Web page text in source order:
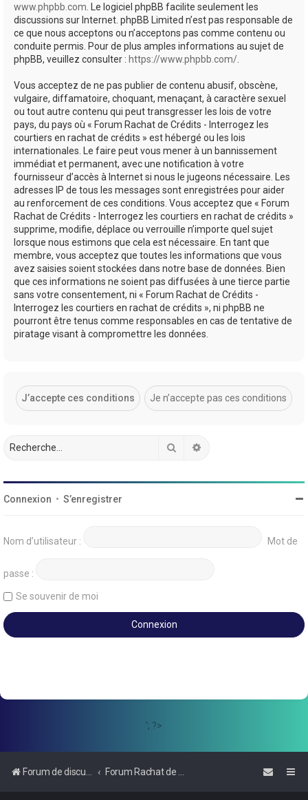
www.phpbb.com . Le logiciel phpBB facilite seulement les
discussions sur Internet. phpBB Limited n’est pas responsable de
ce que nous acceptons ou n’acceptons pas comme contenu ou
conduite permis. Pour de plus amples informations au sujet de
phpBB, veuillez consulter : https://www.phpbb.com/
Vous acceptez de ne pas publier de contenu abusif, obscène,
vulgaire, diffamatoire, choquant, menaçant, à caractère sexuel
ou tout autre contenu qui peut transgresser les lois de votre
pays, du pays où « Forum Rachat de Crédits - Interrogez les
courtiers en rachat de crédits » est hébergé ou les lois
internationales. Le faire peut vous mener à un bannissement
immédiat et permanent, avec une notification à votre
fournisseur d’accès à Internet si nous le jugeons nécessaire. Les
adresses IP de tous les messages sont enregistrées pour aider
au renforcement de ces conditions. Vous acceptez que « Forum
Rachat de Crédits - Interrogez les courtiers en rachat de crédits »
supprime, modifie, déplace ou verrouille n’importe quel sujet
lorsque nous estimons que cela est nécessaire. En tant que
membre, vous acceptez que toutes les informations que vous
avez saisies soient stockées dans notre base de données. Bien
que ces informations ne soient pas diffusées à une tierce partie
sans votre consentement, ni « Forum Rachat de Crédits -
Interrogez les courtiers en rachat de crédits », ni phpBB ne
pourront être tenus comme responsables en cas de tentative de
piratage visant à compromettre les données.
Rechercher
Connexion • S’enregistrer
Nom d’utilisateur : Mot de
passe :
Se souvenir de moi
'; ?>
Forum de discussions sur le Regroupement de Crédits et le Rachat de Crédits